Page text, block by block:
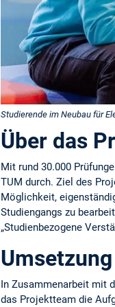
Studierende im Neubau für
Über das
Mit rund 30.000
TUM durch. Ziel des
Möglichkeit,
Studiengangs zu
„Studienbezogene
In Zusammenarbeit mit
das Projektteam die